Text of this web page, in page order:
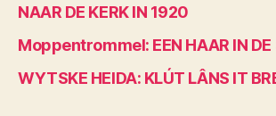
NAAR DE KERK IN 1920
Moppentrommel: EEN HAAR IN DE
WYTSKE HEIDA: KLÚT LÂNS IT